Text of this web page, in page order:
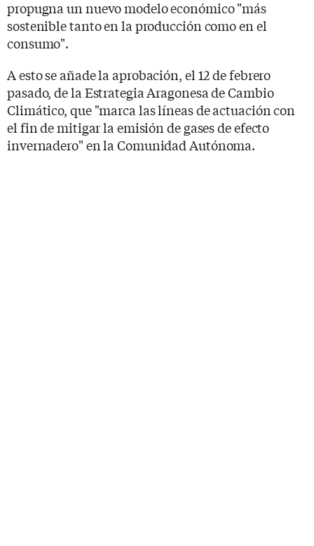
propugna un nuevo modelo económico "más
sostenible tanto en la producción como en el
consumo".
A esto se añade la aprobación, el 12 de febrero
pasado, de la Estrategia Aragonesa de Cambio
Climático, que "marca las líneas de actuación con
el fin de mitigar la emisión de gases de efecto
invernadero" en la Comunidad Autónoma.